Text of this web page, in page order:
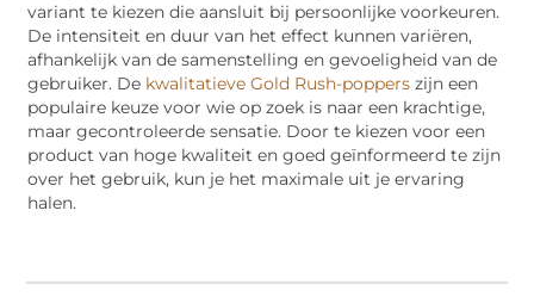
variant te kiezen die aansluit bij persoonlijke voorkeuren.
De intensiteit en duur van het effect kunnen variëren,
afhankelijk van de samenstelling en gevoeligheid van de
gebruiker. De kwalitatieve Gold Rush-poppers zijn een
populaire keuze voor wie op zoek is naar een krachtige,
maar gecontroleerde sensatie. Door te kiezen voor een
product van hoge kwaliteit en goed geïnformeerd te zijn
over het gebruik, kun je het maximale uit je ervaring
halen.